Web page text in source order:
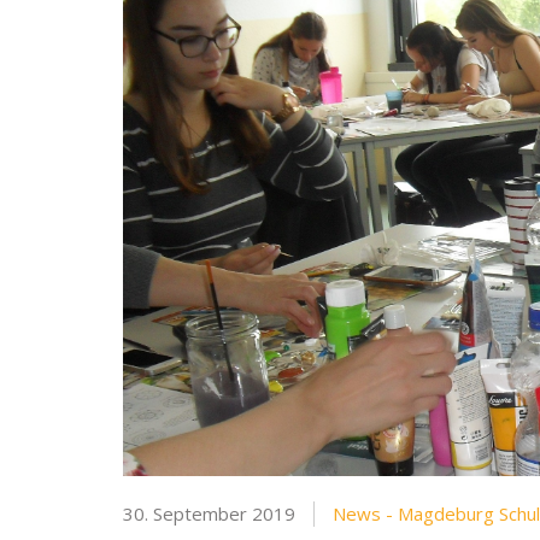
30. September 2019 News - Magdeburg